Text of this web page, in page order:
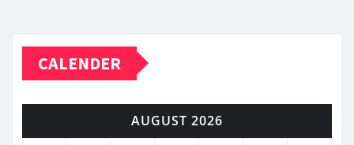
CALENDER
AUGUST 2026